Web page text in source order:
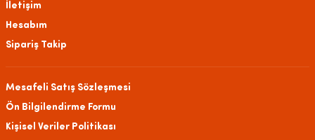
İletişim
Hesabım
Sipariş Takip
Mesafeli Satış Sözleşmesi
Ön Bilgilendirme Formu
Kişisel Veriler Politikası